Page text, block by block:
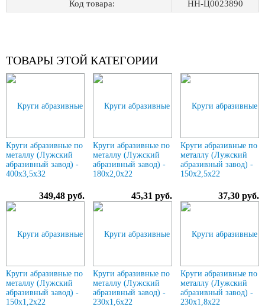
Код товара: НН-Ц0023890
ТОВАРЫ ЭТОЙ КАТЕГОРИИ
Круги абразивные по
металлу (Лужский
абразивный завод) -
400х3,5х32
349,48 руб.
Круги абразивные по
металлу (Лужский
абразивный завод) -
180х2,0х22
45,31 руб.
Круги абразивные по
металлу (Лужский
абразивный завод) -
150х2,5х22
37,30 руб.
Круги абразивные по
металлу (Лужский
абразивный завод) -
150х1,2х22
Круги абразивные по
металлу (Лужский
абразивный завод) -
230х1,6х22
Круги абразивные по
металлу (Лужский
абразивный завод) -
230х1,8х22